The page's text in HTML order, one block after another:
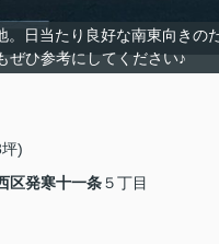
。日当たり良好な南東向きの
ぜひ参考にしてください♪
)
区発寒十一条５丁目